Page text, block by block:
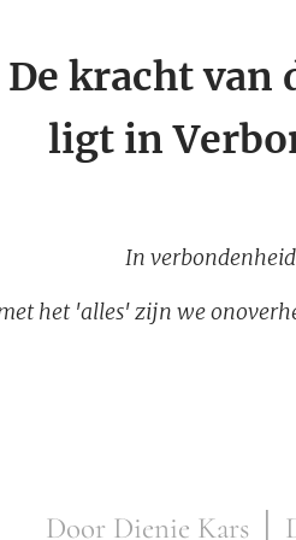
De kracht van
ligt in
In
het 'alles' zijn we
Door Dienie Kars │